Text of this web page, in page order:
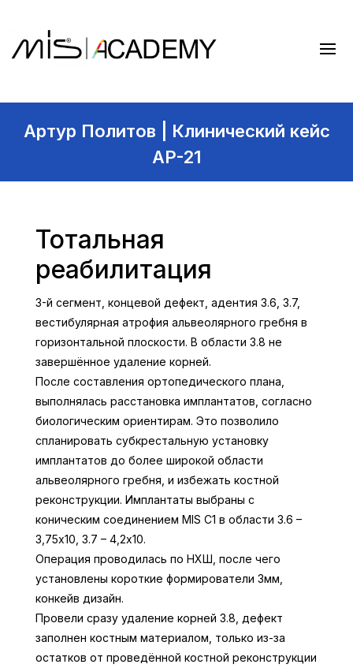
Артур Политов | Клинический кейс
AP-21
Тотальная
реабилитация
3-й сегмент, концевой дефект, адентия 3.6, 3.7,
вестибулярная атрофия альвеолярного гребня в
горизонтальной плоскости. В области 3.8 не
завершённое удаление корней.
После составления ортопедического плана,
выполнялась расстановка имплантатов, согласно
биологическим ориентирам. Это позволило
спланировать субкрестальную установку
имплантатов до более широкой области
альвеолярного гребня, и избежать костной
реконструкции. Имплантаты выбраны с
коническим соединением MIS C1 в области 3.6 –
3,75х10, 3.7 – 4,2х10.
Операция проводилась по НХШ, после чего
установлены короткие формирователи 3мм,
конкейв дизайн.
Провели сразу удаление корней 3.8, дефект
заполнен костным материалом, только из-за
остатков от проведённой костной реконструкции